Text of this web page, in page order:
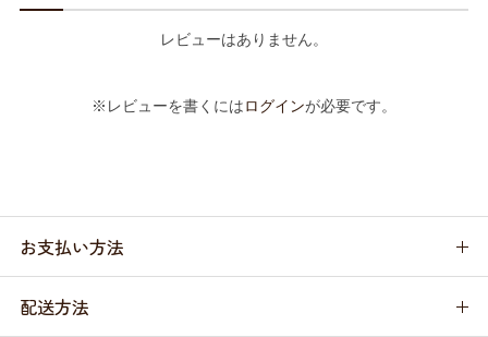
レビューはありません。
※レビューを書くにはログインが必要です。
お支払い方法
配送方法